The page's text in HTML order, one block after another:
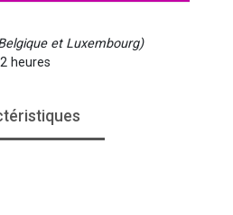
et Luxembourg)
heures